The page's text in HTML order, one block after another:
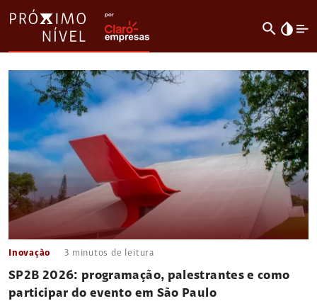
search invert_colors
Inovação 3 minutos de leitura
SP2B 2026: programação, palestrantes e como
participar do evento em São Paulo